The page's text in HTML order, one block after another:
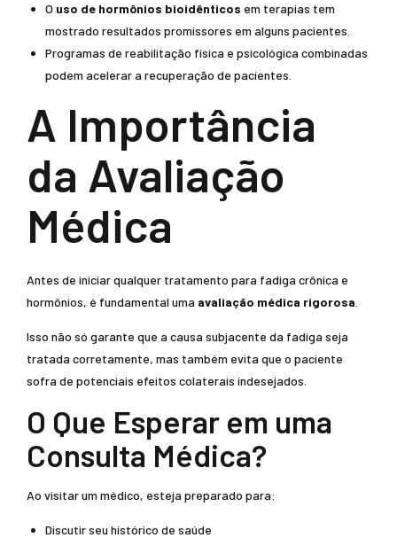
O uso de hormônios bioidênticos em terapias tem
mostrado resultados promissores em alguns pacientes.
Programas de reabilitação física e psicológica combinadas
podem acelerar a recuperação de pacientes.
A Importância
da Avaliação
Médica
Antes de iniciar qualquer tratamento para fadiga crônica e
hormônios, é fundamental uma avaliação médica rigorosa
Isso não só garante que a causa subjacente da fadiga seja
tratada corretamente, mas também evita que o paciente
sofra de potenciais efeitos colaterais indesejados.
O Que Esperar em uma
Consulta Médica?
Ao visitar um médico, esteja preparado para:
Discutir seu histórico de saúde